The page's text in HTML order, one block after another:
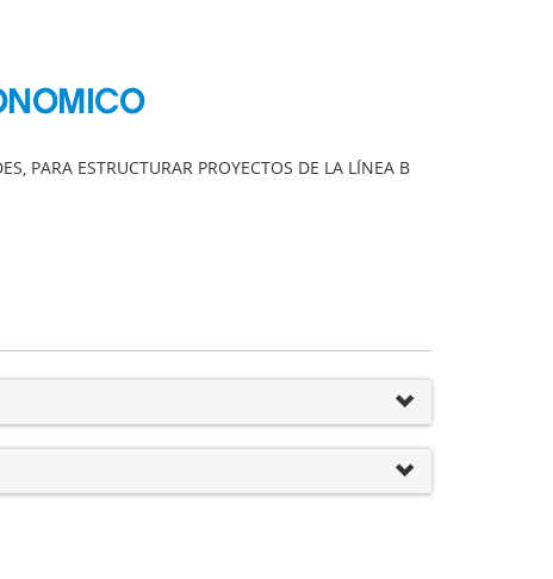
PARA ESTRUCTURAR PROYECTOS DE LA LÍNEA B